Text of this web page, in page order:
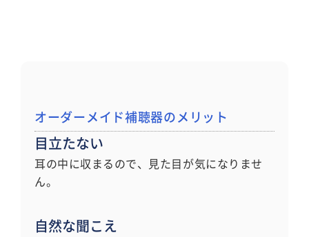
オーダーメイド補聴器のメリット
目立たない
耳の中に収まるので、見た目が気になりませ
ん。
自然な聞こえ